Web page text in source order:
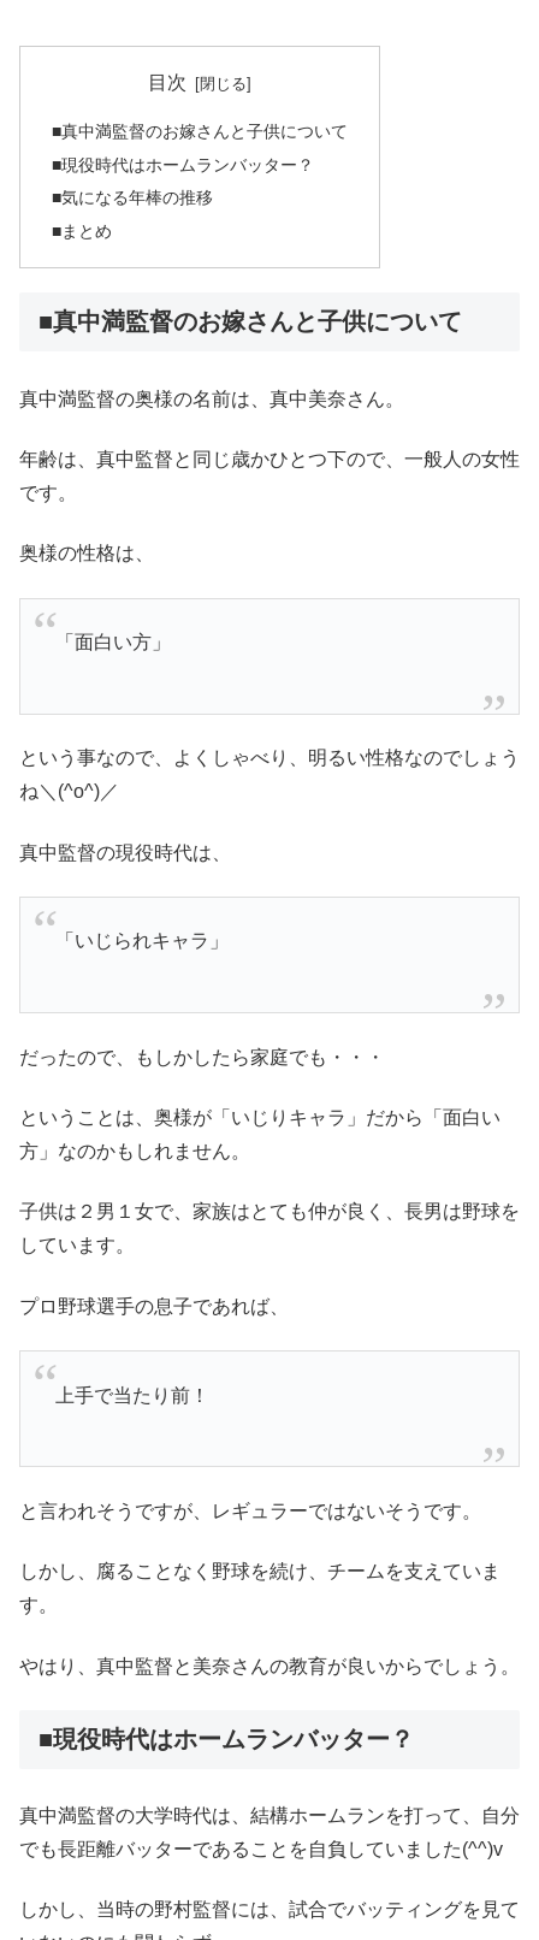
目次
■真中満監督のお嫁さんと子供について
■現役時代はホームランバッター？
■気になる年棒の推移
■まとめ
■真中満監督のお嫁さんと子供について
真中満監督の奥様の名前は、真中美奈さん。
年齢は、真中監督と同じ歳かひとつ下ので、一般人の女性
です。
奥様の性格は、
「面白い方」
という事なので、よくしゃべり、明るい性格なのでしょう
ね＼(^o^)／
真中監督の現役時代は、
「いじられキャラ」
だったので、もしかしたら家庭でも・・・
ということは、奥様が「いじりキャラ」だから「面白い
方」なのかもしれません。
子供は２男１女で、家族はとても仲が良く、長男は野球を
しています。
プロ野球選手の息子であれば、
上手で当たり前！
と言われそうですが、レギュラーではないそうです。
しかし、腐ることなく野球を続け、チームを支えていま
す。
やはり、真中監督と美奈さんの教育が良いからでしょう。
■現役時代はホームランバッター？
真中満監督の大学時代は、結構ホームランを打って、自分
でも長距離バッターであることを自負していました(^^)v
しかし、当時の野村監督には、試合でバッティングを見て